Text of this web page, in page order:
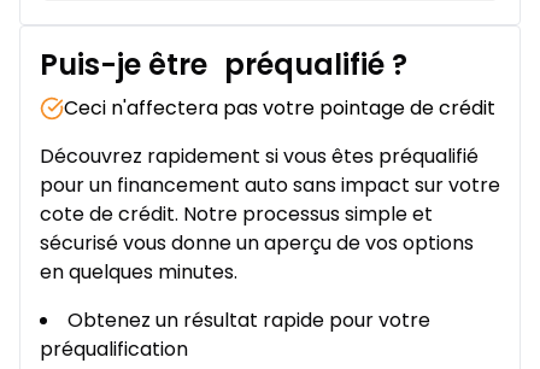
Puis-je être préqualifié ?
Ceci n'affectera pas votre pointage de crédit
Découvrez rapidement si vous êtes préqualifié
pour un financement auto sans impact sur votre
cote de crédit. Notre processus simple et
sécurisé vous donne un aperçu de vos options
en quelques minutes.
Obtenez un résultat rapide pour votre
préqualification